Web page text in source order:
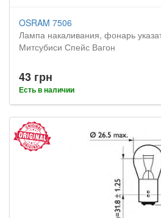
OSRAM 7506
Лампа накаливания, фонарь
Митсубиси Спейс Вагон
43 грн
Есть в наличии